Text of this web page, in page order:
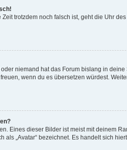
trotzdem noch falsch ist, geht die Uhr
niemand hat das Forum bislang in
wenn du es übersetzen würdest.
Eines dieser Bilder ist meist mit deinem
„Avatar“ bezeichnet. Es handelt sich